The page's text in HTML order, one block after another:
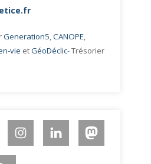
Generation5,CANOPE,
vie etGéoDéclic- Trésorier